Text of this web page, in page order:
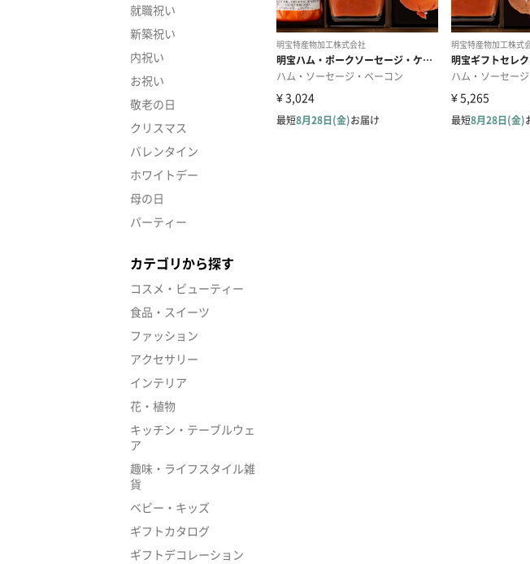
就職祝い
新築祝い
内祝い
お祝い
敬老の日
クリスマス
バレンタイン
ホワイトデー
母の日
パーティー
カテゴリから探す
コスメ・ビューティー
食品・スイーツ
ファッション
アクセサリー
インテリア
花・植物
キッチン・テーブルウェ
ア
趣味・ライフスタイル雑
貨
ベビー・キッズ
ギフトカタログ
ギフトデコレーション